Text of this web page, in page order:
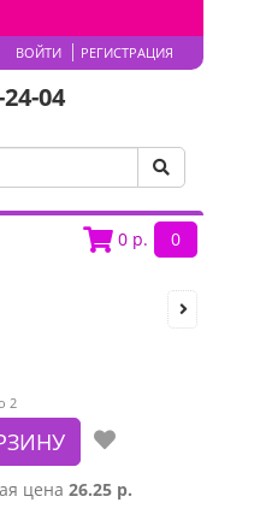
ВОЙТИ РЕГИСТРАЦИЯ
04
0 р. 0
2
цена 26.25 р.